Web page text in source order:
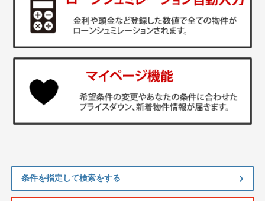
条件を指定して検索をする